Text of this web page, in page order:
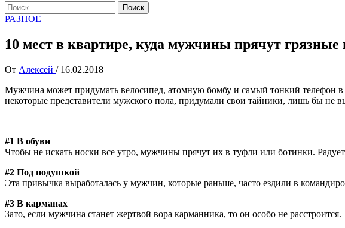
Найти:
РАЗНОЕ
10 мест в квартире, куда мужчины прячут
От Алексей / 16.02.2018
Мужчина может придумать велосипед, атомную бомбу и самый тонкий телефон в
некоторые представители мужского пола, придумали свои тайники, лишь бы не
#1 В обуви
Чтобы не искать носки все утро, мужчины прячут иx в туфли или ботинки.
#2 Под подушкой
Эта привычка выработалась у мужчин, которые раньше, часто ездили в
#3 В карманах
Зато, если мужчина станет жертвой вора карманника, то он особо не расстроится.